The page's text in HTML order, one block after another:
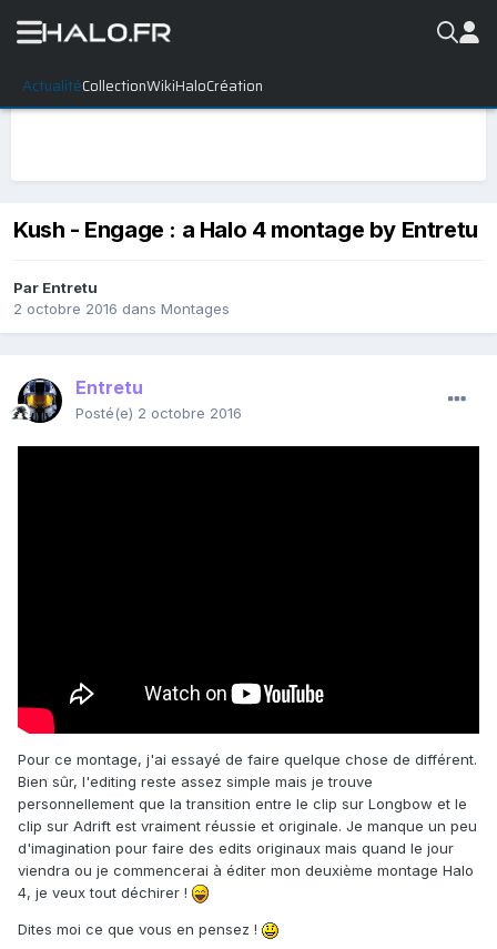
ActualitéCollectionWikiHaloCréation
Kush - Engage : a Halo 4 montage by Entretu
Par Entretu
2 octobre 2016 dans Montages
Entretu
Posté(e) 2 octobre 2016
Pour ce montage, j'ai essayé de faire quelque chose de différent.
Bien sûr, l'editing reste assez simple mais je trouve
personnellement que la transition entre le clip sur Longbow et le
clip sur Adrift est vraiment réussie et originale. Je manque un peu
d'imagination pour faire des edits originaux mais quand le jour
viendra ou je commencerai à éditer mon deuxième montage Halo
4, je veux tout déchirer !
Dites moi ce que vous en pensez !